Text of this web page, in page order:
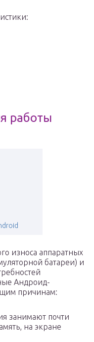
работы
износа аппаратных
батареи) и
Андроид-
причинам:
занимают почти
на экране